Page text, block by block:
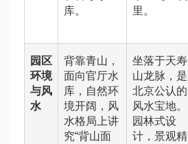
库。
里。
园区
环境
与风
水
背靠青山，
面向官厅水
库，自然环
境开阔，风
水格局上讲
究“背山面
坐落于天寿
山龙脉，是
北京公认的
风水宝地。
园林式设
计，景观精